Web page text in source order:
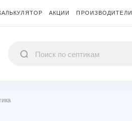
АКЦИИ ПРОИЗВОДИТЕЛИ